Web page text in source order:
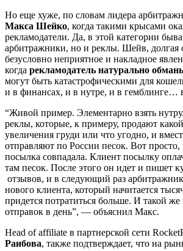
Но еще хуже, по словам лидера
Макса Шейко, когда такими крысами
рекламодатели. Да, в этой категории
арбитражники, но и реклы. Шейв, долгая
безусловно неприятное и накладное
когда рекламодатель натурально
могут быть катастрофическими для
и в финансах, и в нутре, и в гемблинге…
“Живой пример. Элементарно взять
реклы, которые, к примеру, продают
увеличения груди или что угодно, и
отправляют по России песок. Вот просто,
посылка совпадала. Клиент посылку
там песок. После этого он идет и пишет
отзывов, и в следующий раз
нового клиента, который начитается
придется потратиться больше. И такой
отправок в день”, — объяснил Макс.
Head of affiliate в партнерской сети
Раибова, также подтверждает, что на